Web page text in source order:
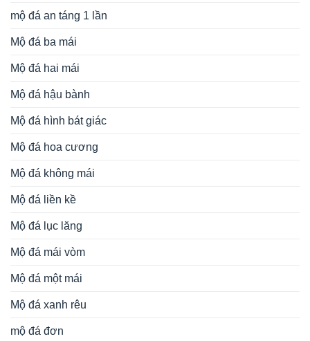
mộ đá an táng 1 lần
Mộ đá ba mái
Mộ đá hai mái
Mộ đá hậu bành
Mộ đá hình bát giác
Mộ đá hoa cương
Mộ đá không mái
Mộ đá liền kề
Mộ đá lục lăng
Mộ đá mái vòm
Mộ đá một mái
Mộ đá xanh rêu
mộ đá đơn